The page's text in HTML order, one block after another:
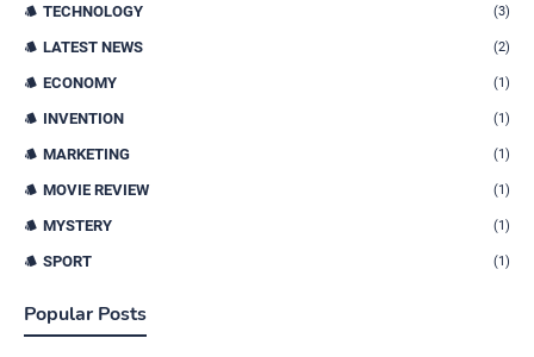
TECHNOLOGY (3)
LATEST NEWS (2)
ECONOMY (1)
INVENTION (1)
MARKETING (1)
MOVIE REVIEW (1)
MYSTERY (1)
SPORT (1)
Popular Posts